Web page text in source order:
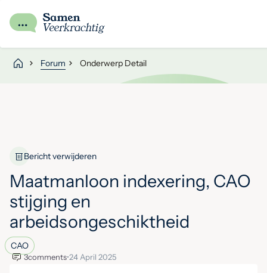
Forum Onderwerp Detail
Bericht verwijderen
Maatmanloon indexering, CAO
stijging en
arbeidsongeschiktheid
CAO
3comments•24 April 2025